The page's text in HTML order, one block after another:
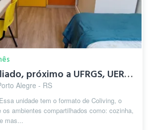
Quarto mobiliado, próximo a UFRGS, UERGS e ao CAFF
Alegre - RS
unidade tem o formato de Coliving, o
os ambientes compartilhados como: cozinha,
mas...